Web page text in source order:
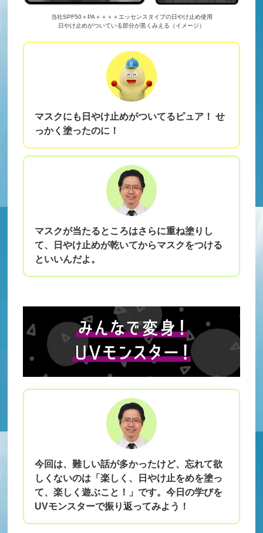
当社SPF50＋PA＋＋＋＋エッセンスタイプの日やけ止め使用
日やけ止めがついている部分が黒くみえる（イメージ）
マスクにも日やけ止めがついてるピュア！ せ
っかく塗ったのに！
マスクが当たるところはさらに重ね塗りし
て、日やけ止めが乾いてからマスクをつける
といいんだよ。
今回は、難しい話が多かったけど、忘れて欲
しくないのは「楽しく、日やけ止をめを塗っ
て、楽しく遊ぶこと！」です。今日の学びを
UVモンスターで振り返ってみよう！